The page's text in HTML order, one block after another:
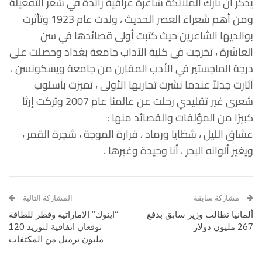
ومن أهم شعراء العصر الحديث ، ولدت عام 1923 وتأثرت
بوالديها الشاعرين حيث كتبت أولى قصائدها في سن
العاشرة ، تخرجت فى كلية الآداب جامعة بغداد وحصلت على
درجة الماجستير في الأدب المقارن من جامعة ويسكونسن ،
أثارت جدلاً عندما نشرت تجاربها الأولى ، تميزت بأسلوب
شعرى غير تقليدي رحلت عن عالمنا عام 2007 وتركت إرثا
كبيرًا من المؤلفات والقصائد منها :
عشاق الليل ، شظايا ورماد ، قرارة الموجة ، شجرة القمر ،
ويغير ألوانه البحر ، أنا وحيدة وغيرها .
مشاركة سابقة
ألمانيا تطالب وزير سابق بدفع
267 مليون دولار
المشاركة التالية
“اينوك” الإماراتية وقطر للطاقة
توقعان اتفاقية لتوريد 120
مليون برميل من المكثفات